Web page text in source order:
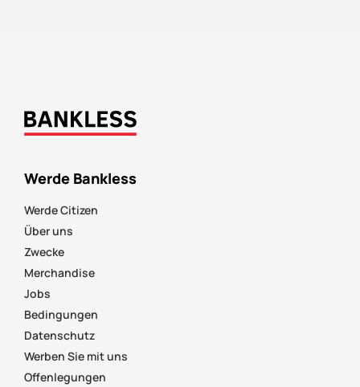
Werde Bankless
Werde Citizen
Über uns
Zwecke
Merchandise
Jobs
Bedingungen
Datenschutz
Werben Sie mit uns
Offenlegungen